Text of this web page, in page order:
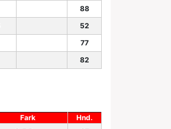
88
52
77
82
Fark
Hnd.